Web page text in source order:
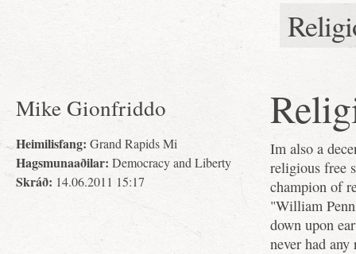
Mike Gionfriddo
Heimilisfang: Grand Rapids Mi
Hagsmunaaðilar: Democracy and Liberty
Skráð: 14.06.2011 15:17
Im also a
religious free
champion of
"William
down upon
never had